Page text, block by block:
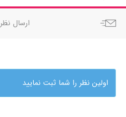
ارسال نظر
اولین نظر را شما ثبت نمایید